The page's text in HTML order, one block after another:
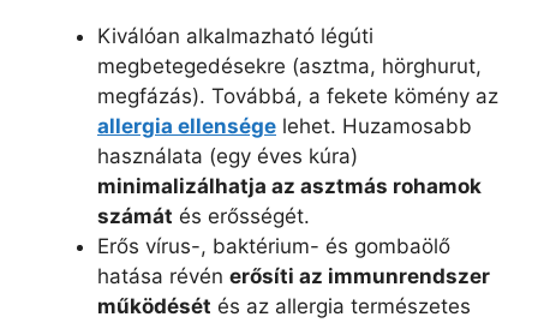
Kiválóan alkalmazható légúti
megbetegedésekre (asztma, hörghurut,
megfázás). Továbbá, a fekete kömény az
allergia ellensége lehet. Huzamosabb
használata (egy éves kúra)
minimalizálhatja az asztmás rohamok
számát és erősségét.
Erős vírus-, baktérium- és gombaölő
hatása révén erősíti az immunrendszer
működését és az allergia természetes